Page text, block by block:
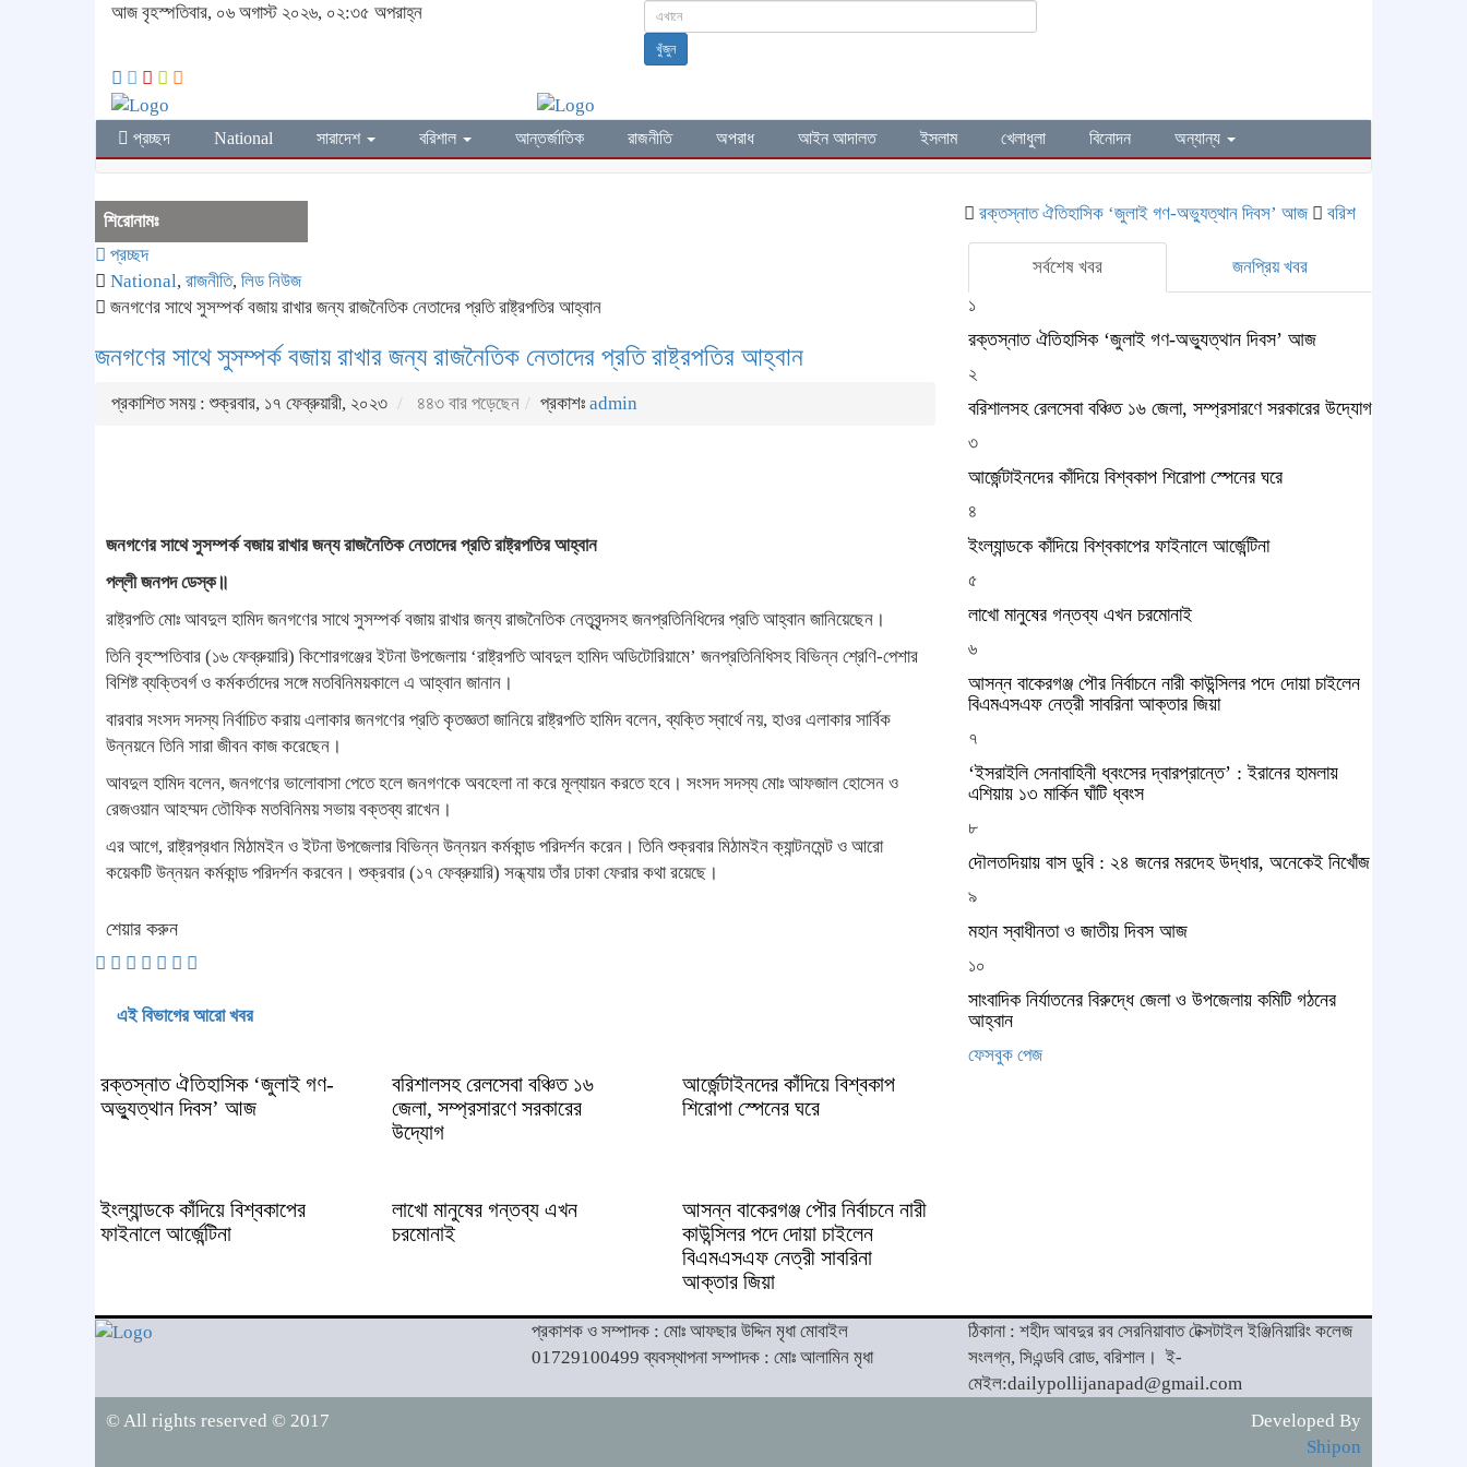
আজ বৃহস্পতিবার, ০৬ অগাস্ট ২০২৬, ০২:৩৫ অপরাহ্ন
খুঁজুন
প্রচ্ছদ National সারাদেশ বরিশাল আন্তর্জাতিক রাজনীতি অপরাধ আইন আদালত ইসলাম খেলাধুলা বিনোদন অন্যান্য
শিরোনামঃ রক্তস্নাত ঐতিহাসিক ‌‘জুলাই গণ-অভ্যুত্থান দিবস’ আজ
বরিশালসহ রেলসেবা
প্রচ্ছদ
National, রাজনীতি, লিড নিউজ
জনগণের সাথে সুসম্পর্ক বজায় রাখার জন্য রাজনৈতিক নেতাদের প্রতি রাষ্ট্রপতির আহ্বান
জনগণের সাথে সুসম্পর্ক বজায় রাখার জন্য রাজনৈতিক নেতাদের প্রতি রাষ্ট্রপতির আহ্বান
প্রকাশিত সময় : শুক্রবার, ১৭ ফেব্রুয়ারী, ২০২৩ ৪৪৩ বার পড়েছেন প্রকাশঃ admin
জনগণের সাথে সুসম্পর্ক বজায় রাখার জন্য রাজনৈতিক নেতাদের প্রতি রাষ্ট্রপতির আহ্বান
পল্লী জনপদ ডেস্ক॥
রাষ্ট্রপতি মোঃ আবদুল হামিদ জনগণের সাথে সুসম্পর্ক বজায় রাখার জন্য রাজনৈতিক নেতৃবৃন্দসহ জনপ্রতিনিধিদের প্রতি আহ্বান জানিয়েছেন।
তিনি বৃহস্পতিবার (১৬ ফেব্রুয়ারি) কিশোরগঞ্জের ইটনা উপজেলায় ‘রাষ্ট্রপতি আবদুল হামিদ অডিটোরিয়ামে’ জনপ্রতিনিধিসহ বিভিন্ন শ্রেণি-পেশার
বিশিষ্ট ব্যক্তিবর্গ ও কর্মকর্তাদের সঙ্গে মতবিনিময়কালে এ আহ্বান জানান।
বারবার সংসদ সদস্য নির্বাচিত করায় এলাকার জনগণের প্রতি কৃতজ্ঞতা জানিয়ে রাষ্ট্রপতি হামিদ বলেন, ব্যক্তি স্বার্থে নয়, হাওর এলাকার সার্বিক
উন্নয়নে তিনি সারা জীবন কাজ করেছেন।
আবদুল হামিদ বলেন, জনগণের ভালোবাসা পেতে হলে জনগণকে অবহেলা না করে মূল্যায়ন করতে হবে। সংসদ সদস্য মোঃ আফজাল হোসেন ও
রেজওয়ান আহম্মদ তৌফিক মতবিনিময় সভায় বক্তব্য রাখেন।
এর আগে, রাষ্ট্রপ্রধান মিঠামইন ও ইটনা উপজেলার বিভিন্ন উন্নয়ন কর্মকান্ড পরিদর্শন করেন। তিনি শুক্রবার মিঠামইন ক্যান্টনমেন্ট ও আরো
কয়েকটি উন্নয়ন কর্মকান্ড পরিদর্শন করবেন। শুক্রবার (১৭ ফেব্রুয়ারি) সন্ধ্যায় তাঁর ঢাকা ফেরার কথা রয়েছে।
শেয়ার করুন
এই বিভাগের আরো খবর
রক্তস্নাত ঐতিহাসিক ‌‘জুলাই গণ-
অভ্যুত্থান দিবস’ আজ
বরিশালসহ রেলসেবা বঞ্চিত ১৬
জেলা, সম্প্রসারণে সরকারের
উদ্যোগ
আর্জেন্টাইনদের কাঁদিয়ে বিশ্বকাপ
শিরোপা স্পেনের ঘরে
ইংল্যান্ডকে কাঁদিয়ে বিশ্বকাপের
ফাইনালে আর্জেন্টিনা
লাখো মানুষের গন্তব্য এখন
চরমোনাই
আসন্ন বাকেরগঞ্জ পৌর নির্বাচনে নারী
কাউন্সিলর পদে দোয়া চাইলেন
বিএমএসএফ নেত্রী সাবরিনা
আক্তার জিয়া
সর্বশেষ খবর
জনপ্রিয় খবর
১
রক্তস্নাত ঐতিহাসিক ‌‘জুলাই গণ-অভ্যুত্থান দিবস’ আজ
২
বরিশালসহ রেলসেবা বঞ্চিত ১৬ জেলা, সম্প্রসারণে সরকারের উদ্যোগ
৩
আর্জেন্টাইনদের কাঁদিয়ে বিশ্বকাপ শিরোপা স্পেনের ঘরে
৪
ইংল্যান্ডকে কাঁদিয়ে বিশ্বকাপের ফাইনালে আর্জেন্টিনা
৫
লাখো মানুষের গন্তব্য এখন চরমোনাই
৬
আসন্ন বাকেরগঞ্জ পৌর নির্বাচনে নারী কাউন্সিলর পদে দোয়া চাইলেন
বিএমএসএফ নেত্রী সাবরিনা আক্তার জিয়া
৭
‘ইসরাইলি সেনাবাহিনী ধ্বংসের দ্বারপ্রান্তে’ : ইরানের হামলায়
এশিয়ায় ১৩ মার্কিন ঘাঁটি ধ্বংস
৮
দৌলতদিয়ায় বাস ডুবি : ২৪ জনের মরদেহ উদ্ধার, অনেকেই নিখোঁজ
৯
মহান স্বাধীনতা ও জাতীয় দিবস আজ
১০
সাংবাদিক নির্যাতনের বিরুদ্ধে জেলা ও উপজেলায় কমিটি গঠনের
আহ্বান
ফেসবুক পেজ
প্রকাশক ও সম্পাদক : মোঃ আফছার উদ্দিন মৃধা মোবাইল
01729100499 ব্যবস্থাপনা সম্পাদক : মোঃ আলামিন মৃধা
ঠিকানা : শহীদ আবদুর রব সেরনিয়াবাত টেক্সটাইল ইঞ্জিনিয়ারিং কলেজ
সংলগ্ন, সিএন্ডবি রোড, বরিশাল।ই-
মেইল:dailypollijanapad@gmail.com
© All rights reserved © 2017
Developed By
Shipon